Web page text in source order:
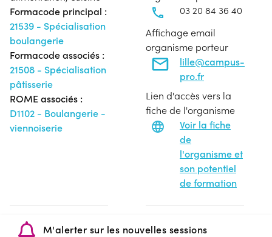
Formacode principal :
21539 - Spécialisation
boulangerie
Formacode associés :
21508 - Spécialisation
pâtisserie
ROME associés :
D1102 - Boulangerie -
viennoiserie
03 20 84 36 40
Affichage email
organisme porteur
lille@campus-
pro.fr
Lien d'accès vers la
fiche de l'organisme
Voir la fiche
de
l'organisme et
son potentiel
de formation
M'alerter sur les nouvelles sessions